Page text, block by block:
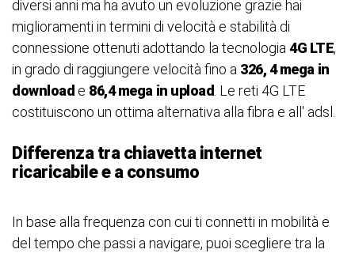
diversi anni ma ha avuto un evoluzione grazie hai
miglioramenti in termini di velocità e stabilità di
connessione ottenuti adottando la tecnologia 4G LTE,
in grado di raggiungere velocità fino a 326, 4 mega in
download e 86,4 mega in upload. Le reti 4G LTE
costituiscono un ottima alternativa alla fibra e all' adsl.
Differenza tra chiavetta internet
ricaricabile e a consumo
In base alla frequenza con cui ti connetti in mobilità e
del tempo che passi a navigare, puoi scegliere tra la